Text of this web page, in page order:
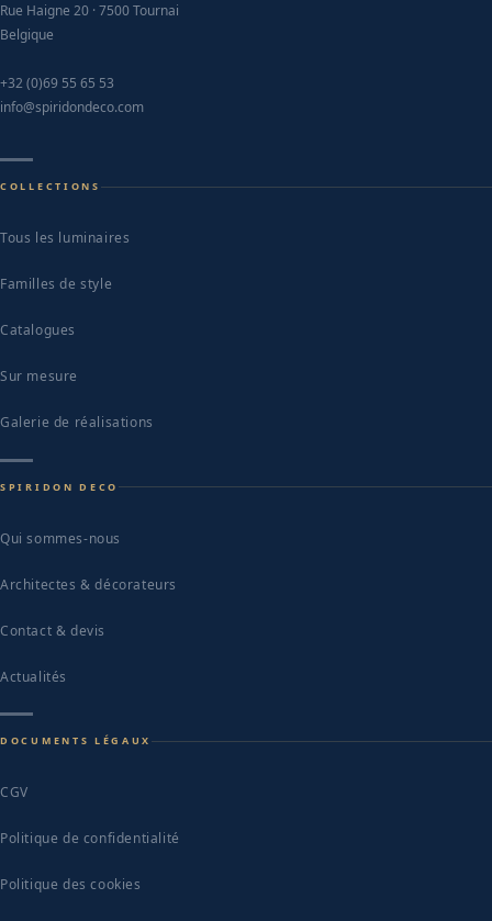
Rue Haigne 20 · 7500 Tournai
Belgique
+32 (0)69 55 65 53
info@spiridondeco.com
COLLECTIONS
Tous les luminaires
Familles de style
Catalogues
Sur mesure
Galerie de réalisations
SPIRIDON DECO
Qui sommes-nous
Architectes & décorateurs
Contact & devis
Actualités
DOCUMENTS LÉGAUX
CGV
Politique de confidentialité
Politique des cookies